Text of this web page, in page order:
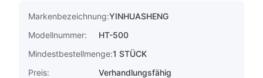
Markenbezeichnung:YINHUASHENG
Modellnummer:
HT-500
Mindestbestellmenge:1 STÜCK
Preis:
Verhandlungsfähig